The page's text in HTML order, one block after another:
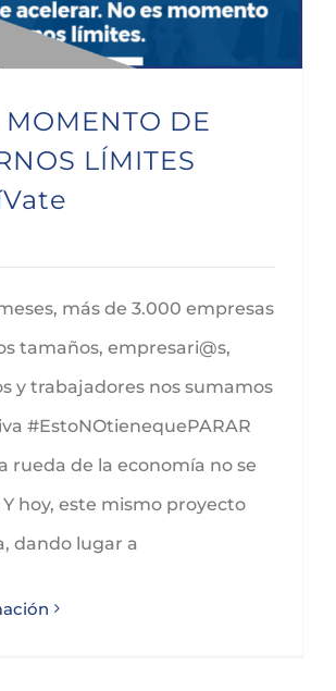
MOMENTO DE
LÍMITES
más de 3.000 empresas
tamaños, empresari@s,
y trabajadores nos sumamos
#EstoNOtienequePARAR
rueda de la economía no se
hoy, este mismo proyecto
dando lugar a